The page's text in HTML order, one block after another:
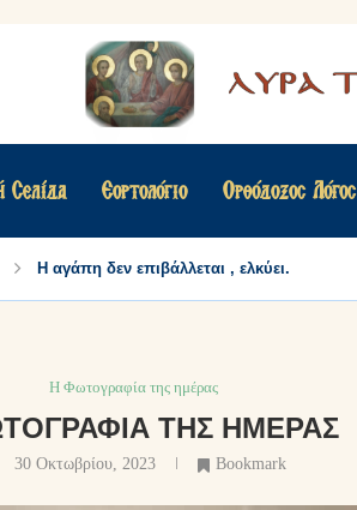
Σελίδα Εορτολόγιο Ορθόδοξος Λόγος
Η αγάπη δεν επιβάλλεται , ελκύει.
Η Φωτογραφία της ημέρας
ΤΗΣ ΗΜΈΡΑΣ
30 Οκτωβρίου, 2023 Bookmark